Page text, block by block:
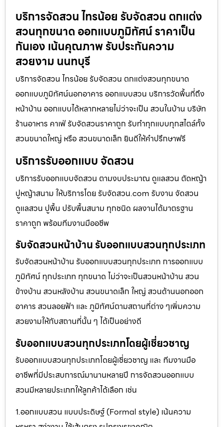
บริการจัดสวน ไทรน้อย รับจัดสวน ตกแต่ง
สวนทุกขนาด ออกแบบภูมิทัศน์ ราคาเป็น
กันเอง เน้นคุณภาพ รับประกันความ
สวยงาม นนทบุรี
บริการจัดสวน ไทรน้อย รับจัดสวน ตกแต่งสวนทุกขนาด
ออกแบบภูมิทัศน์นอกอาคาร ออกแบบสวน บริการวัดพื้นที่ถึง
หน้าบ้าน ออกแบบได้หลากหลายไม่ว่าจะเป็น สวนในบ้าน บริษัท
ร้านอาหาร คาเฟ่ รับจัดสวนราคาถูก รับทำทุกแบบทุกสไตล์ทั้ง
สวนขนาดใหญ่ หรือ สวนขนาดเล็ก ยินดีให้คำปรึกษาฟรี
บริการรับออกแบบ จัดสวน
บริการรับออกแบบจัดสวน ตามงบประมาณ ดูเเลสวน ตัดหญ้า
ปูหญ้าสนาม ให้บริการโดย รับจัดสวน.com รับงาน จัดสวน
ดูแลสวน ปูพื้น ปรับพื้นสนาม ทุกชนิด ผลงานได้มาตรฐาน
ราคาถูก พร้อมทีมงานมืออชีพ
รับจัดสวนหน้าบ้าน รับออกแบบสวนทุกประเภท
รับจัดสวนหน้าบ้าน รับออกแบบสวนทุกประเภท การออกแบบ
ภูมิทัศน์ ทุกประเภท ทุกขนาด ไม่ว่าจะเป็นสวนหน้าบ้าน สวน
ข้างบ้าน สวนหลังบ้าน สวนขนาดเล็ก ใหญ่ สวนด้านนอกออก
อาคาร สวนลอยฟ้า และ ภูมิทัศน์ตามสถานที่ต่าง ๆเพิ่มความ
สวยงามให้กับสถานที่นั้น ๆ ได้เป็นอย่างดี
รับออกแบบสวนทุกประเภทโดยผู้เชี่ยวชาญ
รับออกแบบสวนทุกประเภทโดยผู้เชี่ยวชาญ และ ทีมงานมือ
อาชีพที่มีประสบการณ์มานานหลายปี การจัดสวนออกแบบ
สวนมีหลายประเภทให้ลูกค้าได้เลือก เช่น
1.ออกแบบสวน แบบประดิษฐ์ (Formal style) เน้นความ